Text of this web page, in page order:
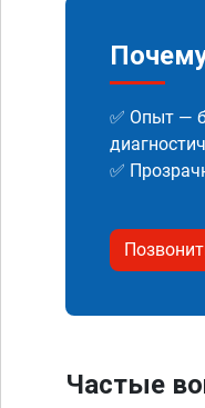
✅ Опыт —
✅
Частые